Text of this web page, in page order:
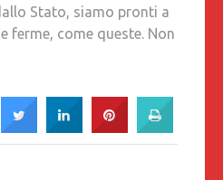
Stato, siamo pronti a
ferme, come queste. Non